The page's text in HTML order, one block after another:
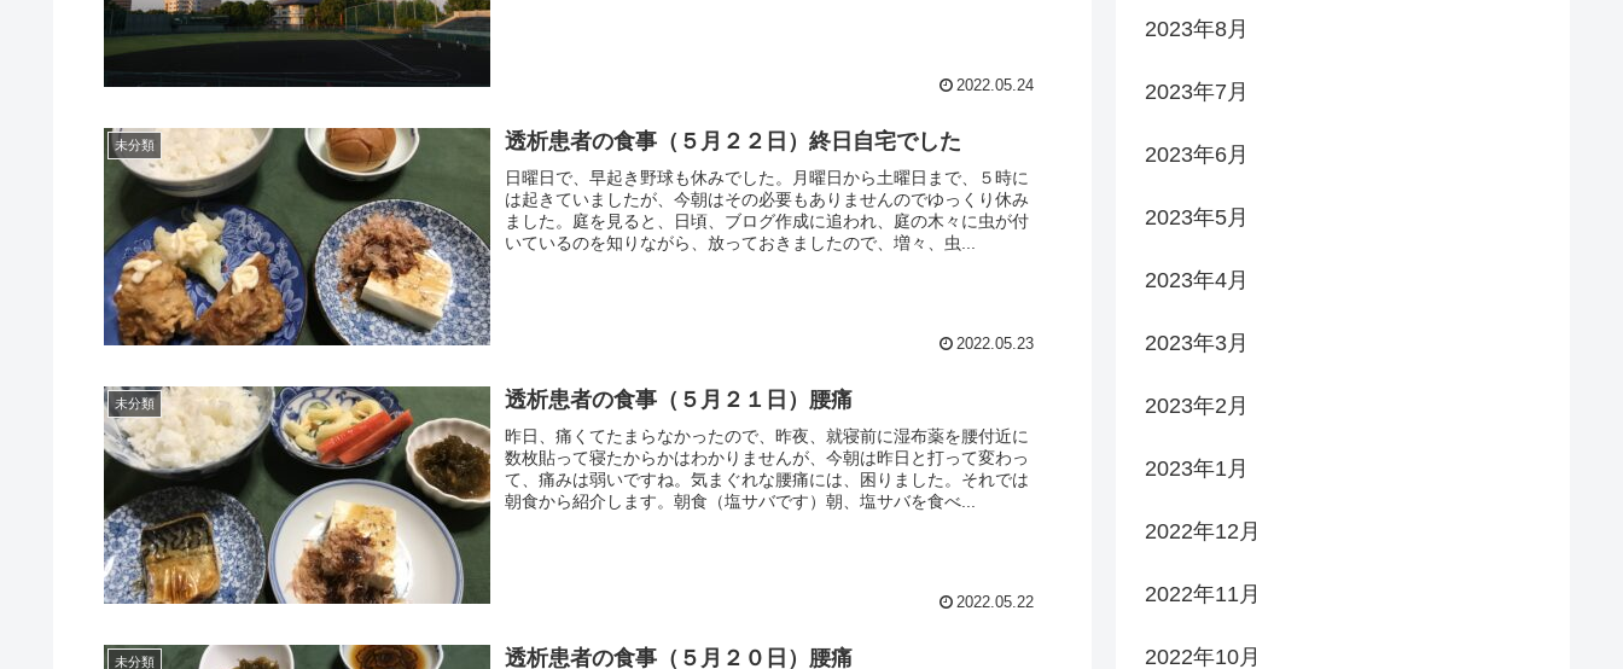
2022.05.24
未分類 透析患者の食事（５月２２日）終日自宅でした
日曜日で、早起き野球も休みでした。月曜日から土曜日まで、５時に
は起きていましたが、今朝はその必要もありませんのでゆっくり休み
ました。庭を見ると、日頃、ブログ作成に追われ、庭の木々に虫が付
いているのを知りながら、放っておきましたので、増々、虫...
2022.05.23
未分類 透析患者の食事（５月２１日）腰痛
昨日、痛くてたまらなかったので、昨夜、就寝前に湿布薬を腰付近に
数枚貼って寝たからかはわかりませんが、今朝は昨日と打って変わっ
て、痛みは弱いですね。気まぐれな腰痛には、困りました。それでは
朝食から紹介します。朝食（塩サバです）朝、塩サバを食べ...
2022.05.22
未分類 透析患者の食事（５月２０日）腰痛
2023年8月
2023年7月
2023年6月
2023年5月
2023年4月
2023年3月
2023年2月
2023年1月
2022年12月
2022年11月
2022年10月